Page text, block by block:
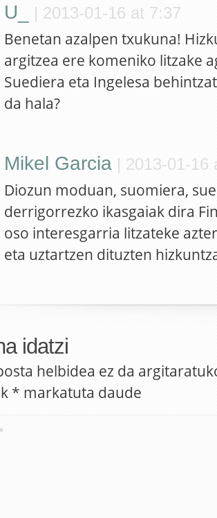
U_ | 2013-01-16 at 7:37
Benetan azalpen txukuna!
argitzea ere komeniko litzake
Suediera eta Ingelesa
da hala?
Mikel Garcia | 2013-01-16
Diozun moduan, suomiera,
derrigorrezko ikasgaiak dira
oso interesgarria litzateke
eta uztartzen dituzten
idatzi
helbidea ez da
* markatuta daude